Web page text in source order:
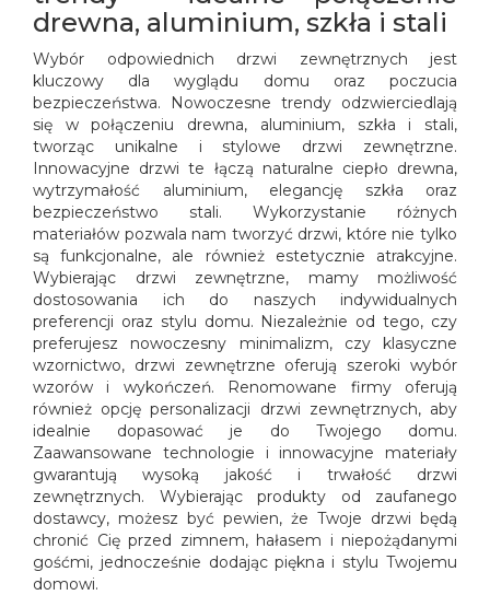
drewna, aluminium, szkła i stali
Wybór odpowiednich drzwi zewnętrznych jest
kluczowy dla wyglądu domu oraz poczucia
bezpieczeństwa. Nowoczesne trendy odzwierciedlają
się w połączeniu drewna, aluminium, szkła i stali,
tworząc unikalne i stylowe drzwi zewnętrzne.
Innowacyjne drzwi te łączą naturalne ciepło drewna,
wytrzymałość aluminium, elegancję szkła oraz
bezpieczeństwo stali. Wykorzystanie różnych
materiałów pozwala nam tworzyć drzwi, które nie tylko
są funkcjonalne, ale również estetycznie atrakcyjne.
Wybierając drzwi zewnętrzne, mamy możliwość
dostosowania ich do naszych indywidualnych
preferencji oraz stylu domu. Niezależnie od tego, czy
preferujesz nowoczesny minimalizm, czy klasyczne
wzornictwo, drzwi zewnętrzne oferują szeroki wybór
wzorów i wykończeń. Renomowane firmy oferują
również opcję personalizacji drzwi zewnętrznych, aby
idealnie dopasować je do Twojego domu.
Zaawansowane technologie i innowacyjne materiały
gwarantują wysoką jakość i trwałość drzwi
zewnętrznych. Wybierając produkty od zaufanego
dostawcy, możesz być pewien, że Twoje drzwi będą
chronić Cię przed zimnem, hałasem i niepożądanymi
gośćmi, jednocześnie dodając piękna i stylu Twojemu
domowi.